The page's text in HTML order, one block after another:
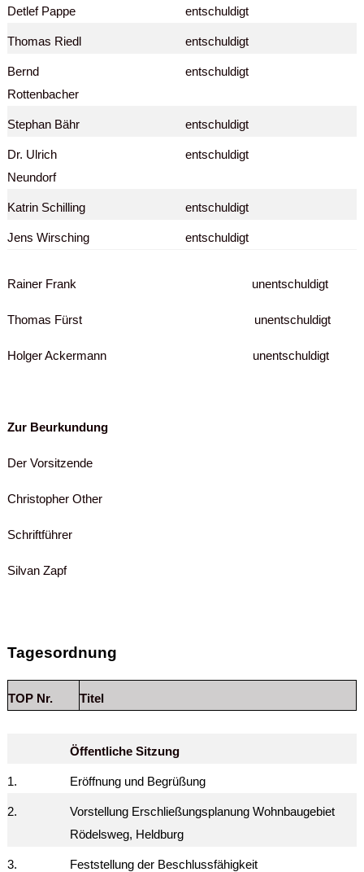
Detlef Pappe entschuldigt
Thomas Riedl entschuldigt
Bernd
Rottenbacher
entschuldigt
Stephan Bähr entschuldigt
Dr. Ulrich
Neundorf
entschuldigt
Katrin Schilling entschuldigt
Jens Wirsching entschuldigt
Rainer Frank unentschuldigt
Thomas Fürst unentschuldigt
Holger Ackermann unentschuldigt
Zur Beurkundung
Der Vorsitzende
Christopher Other
Schriftführer
Silvan Zapf
Tagesordnung
TOP Nr. Titel
Öffentliche Sitzung
1. Eröffnung und Begrüßung
2.
Vorstellung Erschließungsplanung Wohnbaugebiet
Rödelsweg, Heldburg
3. Feststellung der Beschlussfähigkeit